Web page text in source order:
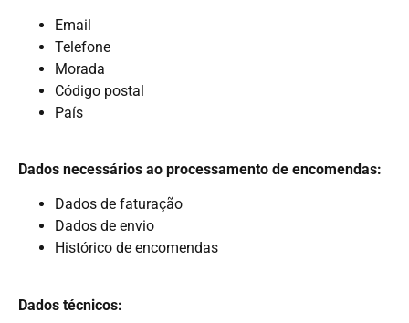
Email
Telefone
Morada
Código postal
País
Dados necessários ao processamento de encomendas:
Dados de faturação
Dados de envio
Histórico de encomendas
Dados técnicos: